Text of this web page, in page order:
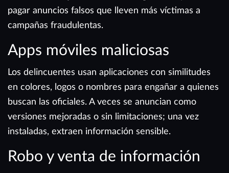
pagar anuncios falsos que lleven más víctimas a
campañas fraudulentas.
Apps móviles maliciosas
Los delincuentes usan aplicaciones con similitudes
en colores, logos o nombres para engañar a quienes
buscan las oficiales. A veces se anuncian como
versiones mejoradas o sin limitaciones; una vez
instaladas, extraen información sensible.
Robo y venta de información